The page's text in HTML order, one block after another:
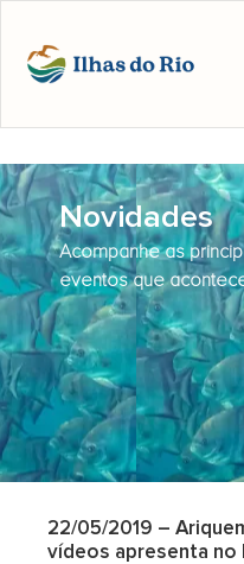
Novidades
Acompanhe as
eventos que
22/05/2019 –
vídeos apresenta no